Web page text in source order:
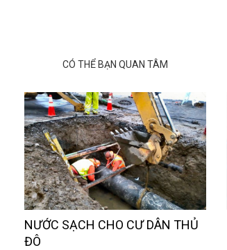
CÓ THỂ BẠN QUAN TÂM
NƯỚC SẠCH CHO CƯ DÂN THỦ
ĐÔ